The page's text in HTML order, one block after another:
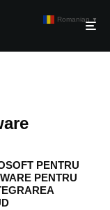
PENTRU
PENTRU
Romanian ▼